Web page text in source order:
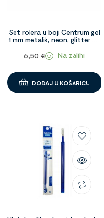
Set rolera u boji Centrum gel
1 mm metalik, neon, glitter 24
6,50€ Na zalihi
DODAJ U KOŠARICU